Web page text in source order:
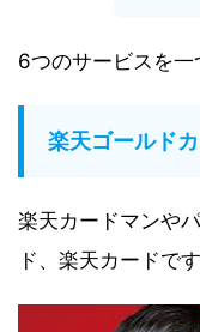
6つのサービスを
楽天ゴールド
楽天カードマンや
ド、楽天カードです